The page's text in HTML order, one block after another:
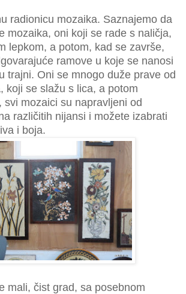
radionicu mozaika. Saznajemo da
mozaika, oni koji se rade s naličja,
lepkom, a potom, kad se završe,
ramove u koje se nanosi
trajni. Oni se mnogo duže prave od
koji se slažu s lica, a potom
svi mozaici su napravljeni od
različitih nijansi i možete izabrati
i boja.
mali, čist grad, sa posebnom